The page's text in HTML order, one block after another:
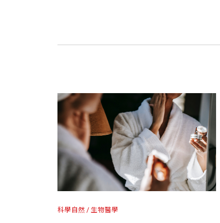
科學自然 生物醫學